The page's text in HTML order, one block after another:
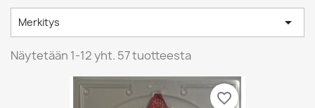
Merkitys 
Näytetään 1-12 yht. 57 tuotteesta
favorite_border